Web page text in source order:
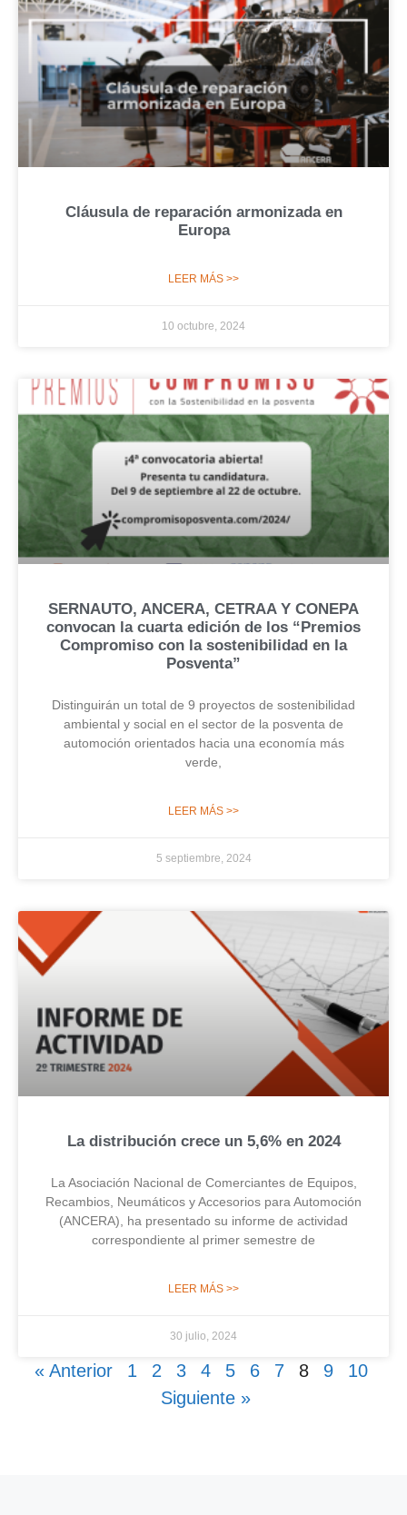
Cláusula de reparación armonizada en
Europa
LEER MÁS >>
10 octubre, 2024
SERNAUTO, ANCERA, CETRAA Y CONEPA
convocan la cuarta edición de los “Premios
Compromiso con la sostenibilidad en la
Posventa”
Distinguirán un total de 9 proyectos de sostenibilidad
ambiental y social en el sector de la posventa de
automoción orientados hacia una economía más
verde,
LEER MÁS >>
5 septiembre, 2024
La distribución crece un 5,6% en 2024
La Asociación Nacional de Comerciantes de Equipos,
Recambios, Neumáticos y Accesorios para Automoción
(ANCERA), ha presentado su informe de actividad
correspondiente al primer semestre de
LEER MÁS >>
30 julio, 2024
« Anterior 1 2 3 4 5 6 7 8 9
10
Siguiente »